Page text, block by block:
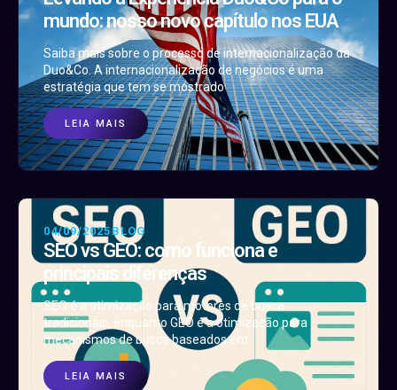
mundo: nosso novo capítulo nos EUA
Saiba mais sobre o processo de internacionalização da
Duo&Co. A internacionalização de negócios é uma
estratégia que tem se mostrado
LEIA MAIS
04/09/2025 BLOG
SEO vs GEO: como funciona e
principais diferenças
SEO é a otimização para motores de busca
tradicionais, enquanto GEO é a otimização para
mecanismos de busca baseados em
LEIA MAIS